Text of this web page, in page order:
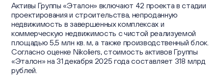
Активы Группы «Эталон» включают 42 проекта в стадии
проектирования и строительства, непроданную
недвижимость в завершенных комплексах и
коммерческую недвижимость с чистой реализуемой
площадью 5,5 млн кв. м, а также производственный блок.
Согласно оценке Nikoliers, стоимость активов Группы
«Эталон» на 31 декабря 2025 года составляет 318 млрд
рублей.